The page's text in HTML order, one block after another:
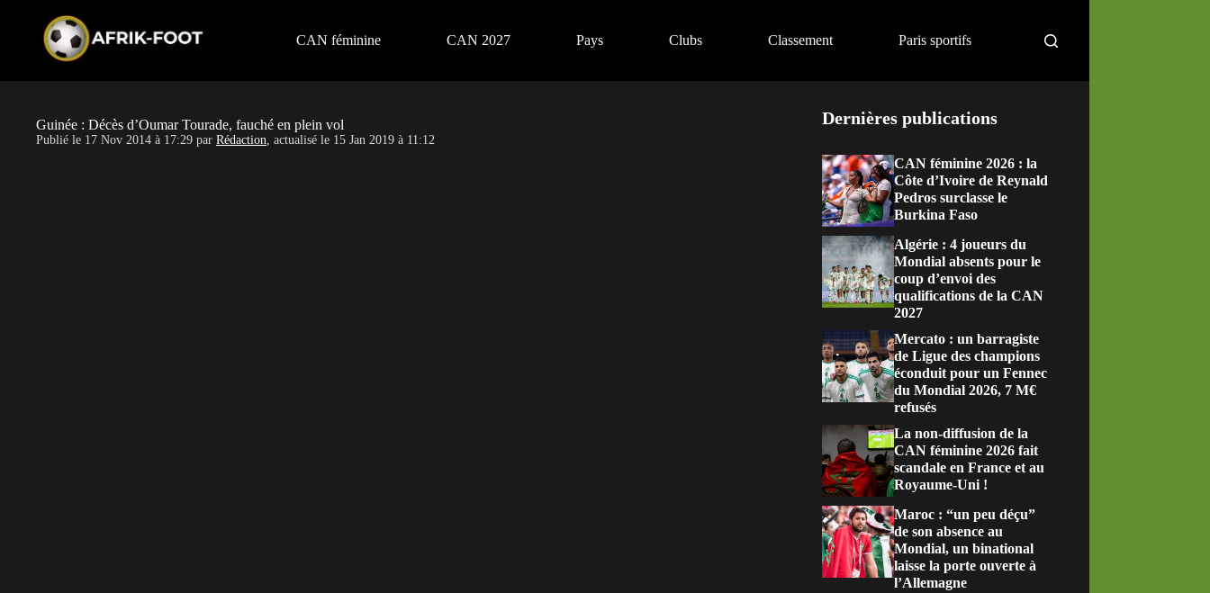
CAN féminine CAN 2027 Pays Clubs Classement Paris sportifs
Guinée : Décès d’Oumar Tourade, fauché en plein vol
Publié le 17 Nov 2014 à 17:29 par Rédaction, actualisé le 15 Jan 2019 à 11:12
Dernières publications
CAN féminine 2026 : la
Côte d’Ivoire de Reynald
Pedros surclasse le
Burkina Faso
Algérie : 4 joueurs du
Mondial absents pour le
coup d’envoi des
qualifications de la CAN
2027
Mercato : un barragiste
de Ligue des champions
éconduit pour un Fennec
du Mondial 2026, 7 M€
refusés
La non-diffusion de la
CAN féminine 2026 fait
scandale en France et au
Royaume-Uni !
Maroc : “un peu déçu”
de son absence au
Mondial, un binational
laisse la porte ouverte à
l’Allemagne